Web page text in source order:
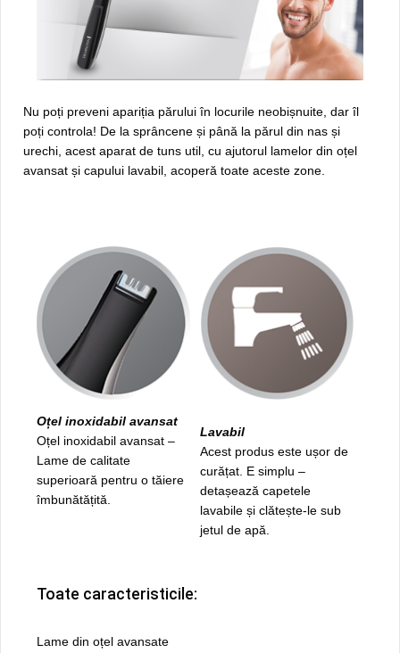
Nu poți preveni apariția părului în locurile neobișnuite, dar îl
poți controla! De la sprâncene și până la părul din nas și
urechi, acest aparat de tuns util, cu ajutorul lamelor din oțel
avansat și capului lavabil, acoperă toate aceste zone.
Oțel inoxidabil avansat
Oțel inoxidabil avansat –
Lame de calitate
superioară pentru o tăiere
îmbunătățită.
Lavabil
Acest produs este ușor de
curățat. E simplu –
detașează capetele
lavabile și clătește-le sub
jetul de apă.
Toate caracteristicile:
Lame din oțel avansate